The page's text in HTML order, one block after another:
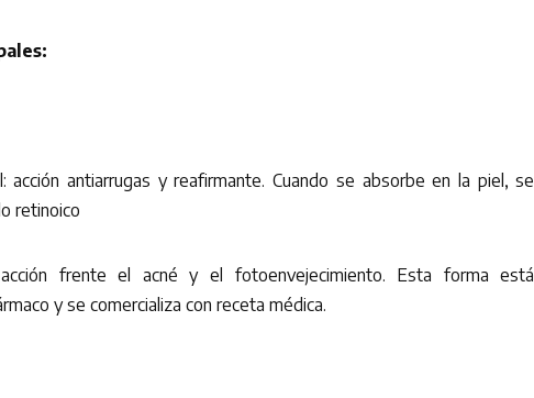
acción antiarrugas y reafirmante. Cuando se absorbe en la piel, se
retinoico
frente el acné y el fotoenvejecimiento. Esta forma está
y se comercializa con receta médica.